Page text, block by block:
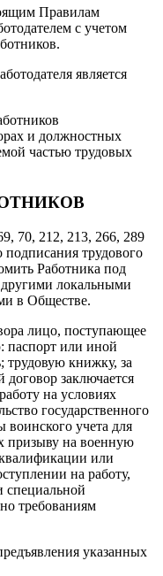
Правилам
с учетом
является
и должностных
частью трудовых
70, 212, 213, 266, 289
трудового
Работника под
локальными
в Обществе.
лицо, поступающее
паспорт или иной
трудовую книжку, за
договор заключается
на условиях
государственного
воинского учета для
призыву на военную
или
на работу,
требованиям
указанных